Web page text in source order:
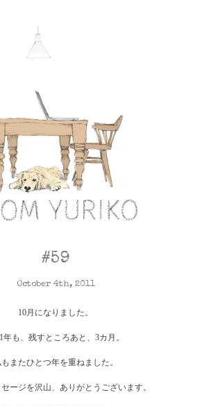
#59
October 4th, 2011
10月になりました。
年も、残すところあと、3カ月。
またひとつ年を重ねました。
ージを沢山、ありがとうございます。